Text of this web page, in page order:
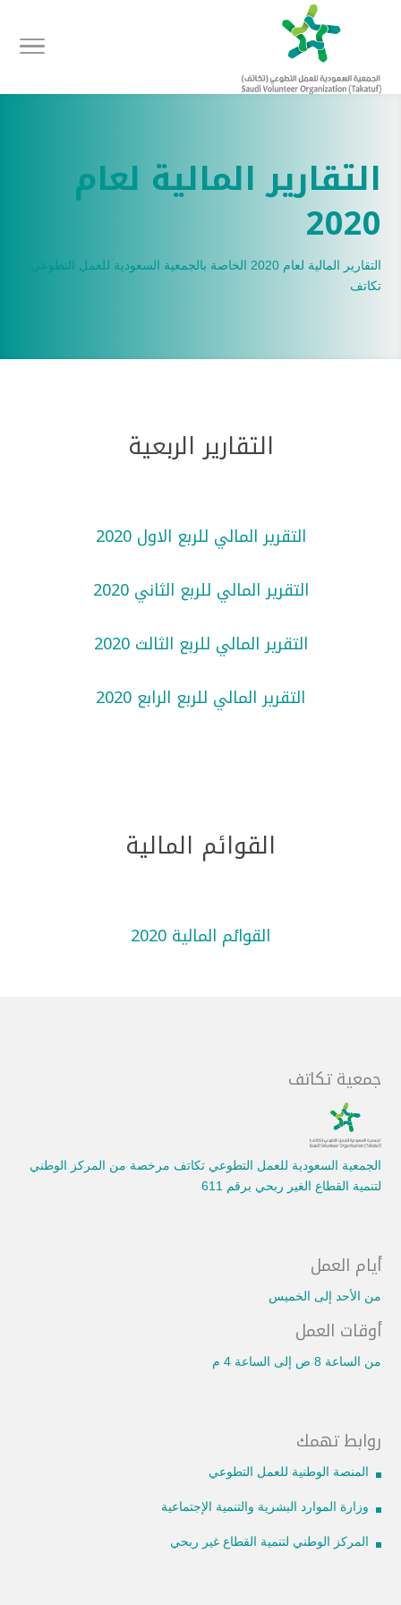
التقارير المالية لعام
2020
التقارير المالية لعام 2020 الخاصة بالجمعية السعودية للعمل التطوعي
تكاتف
التقارير الربعية
التقرير المالي للربع الاول 2020
التقرير المالي للربع الثاني 2020
التقرير المالي للربع الثالث 2020
التقرير المالي للربع الرابع 2020
القوائم المالية
القوائم المالية 2020
جمعية تكاتف
الجمعية السعودية للعمل التطوعي تكاتف مرخصة من المركز الوطني
لتنمية القطاع الغير ربحي برقم 611
أيام العمل
من الأحد إلى الخميس
أوقات العمل
من الساعة 8 ص إلى الساعة 4 م
روابط تهمك
المنصة الوطنية للعمل التطوعي
وزارة الموارد البشرية والتنمية الإجتماعية
المركز الوطني لتنمية القطاع غير ربحي